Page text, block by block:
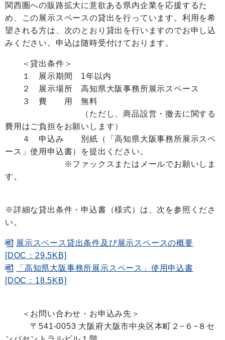
関西圏への販路拡大に意欲ある県内企業を応援するた
め、この展示スペースの貸出を行っています。利用を希
望される方は、次のとおり貸出を行いますのでお申し込
みください。申込は随時受付けております。
＜貸出条件＞
１ 展示期間 1年以内
２ 展示場所 高知県大阪事務所展示スペース
３ 費 用 無料
（ただし、商品設営・撤去に関する
費用はご負担をお願いします）
４ 申込み 別紙（「高知県大阪事務所展示スペ
ース」使用申込書）を提出ください。
※ファックスまたはメールでお願いしま
す。
※詳細な貸出条件・申込書（様式）は、次を参照くださ
い。
展示スペース貸出条件及び展示スペースの概要
[DOC：29.5KB]
「高知県大阪事務所展示スペース」使用申込書
[DOC：18.5KB]
＜お問い合わせ・お申込み先＞
〒541-0053 大阪府大阪市中央区本町２−６−８セ